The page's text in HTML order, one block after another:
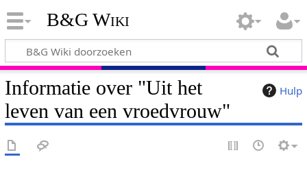
B&G Wiki
Hulp
Informatie over "Uit het
leven van een vroedvrouw"